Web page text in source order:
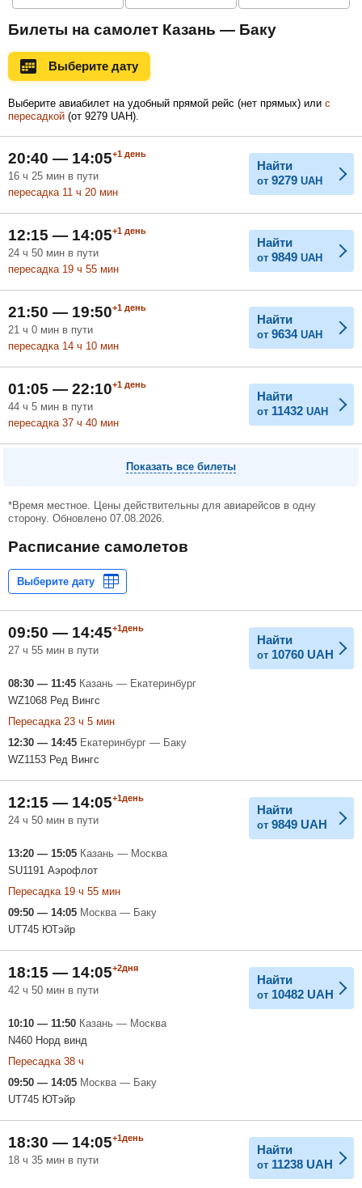
Сентябрь
Ноябрь
Билеты на самолет Казань — Баку
Выберите дату
Выберите авиабилет на удобный прямой рейс (нет прямых) или с
пересадкой (от 9279 UAH).
20:40 — 14:05+1 день
16 ч 25 мин в пути
пересадка 11 ч 20 мин
Найти
от 9279 UAH
12:15 — 14:05+1 день
24 ч 50 мин в пути
пересадка 19 ч 55 мин
Найти
от 9849 UAH
21:50 — 19:50+1 день
21 ч 0 мин в пути
пересадка 14 ч 10 мин
Найти
от 9634 UAH
01:05 — 22:10+1 день
44 ч 5 мин в пути
пересадка 37 ч 40 мин
Найти
от 11432 UAH
Показать все билеты
*Время местное. Цены действительны для авиарейсов в одну
сторону. Обновлено 07.08.2026.
Расписание самолетов
09:50 — 14:45+1день
27 ч 55 мин в пути
Найти
от 10760 UAH
08:30 — 11:45 Казань — Екатеринбург
WZ1068 Ред Вингс
Пересадка 23 ч 5 мин
12:30 — 14:45 Екатеринбург — Баку
WZ1153 Ред Вингс
12:15 — 14:05+1день
24 ч 50 мин в пути
Найти
от 9849 UAH
13:20 — 15:05 Казань — Москва
SU1191 Аэрофлот
Пересадка 19 ч 55 мин
09:50 — 14:05 Москва — Баку
UT745 ЮТэйр
18:15 — 14:05+2дня
42 ч 50 мин в пути
Найти
от 10482 UAH
10:10 — 11:50 Казань — Москва
N460 Норд винд
Пересадка 38 ч
09:50 — 14:05 Москва — Баку
UT745 ЮТэйр
18:30 — 14:05+1день
18 ч 35 мин в пути
Найти
от 11238 UAH